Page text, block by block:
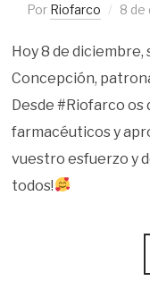
Por Riofarco 8 de
Hoy 8 de diciembre,
Concepción,
Desde #Riofarco os
farmacéuticos y
vuestro esfuerzo y
todos!